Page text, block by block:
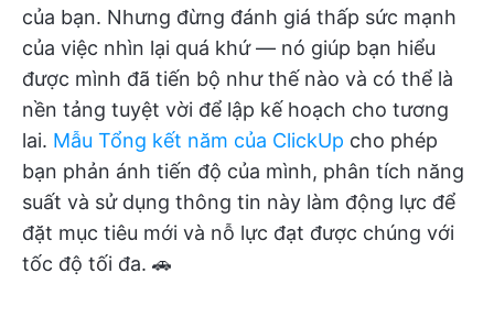
của bạn. Nhưng đừng đánh giá thấp sức mạnh
của việc nhìn lại quá khứ — nó giúp bạn hiểu
được mình đã tiến bộ như thế nào và có thể là
nền tảng tuyệt vời để lập kế hoạch cho tương
lai. Mẫu Tổng kết năm của ClickUp cho phép
bạn phản ánh tiến độ của mình, phân tích năng
suất và sử dụng thông tin này làm động lực để
đặt mục tiêu mới và nỗ lực đạt được chúng với
tốc độ tối đa. 🚗